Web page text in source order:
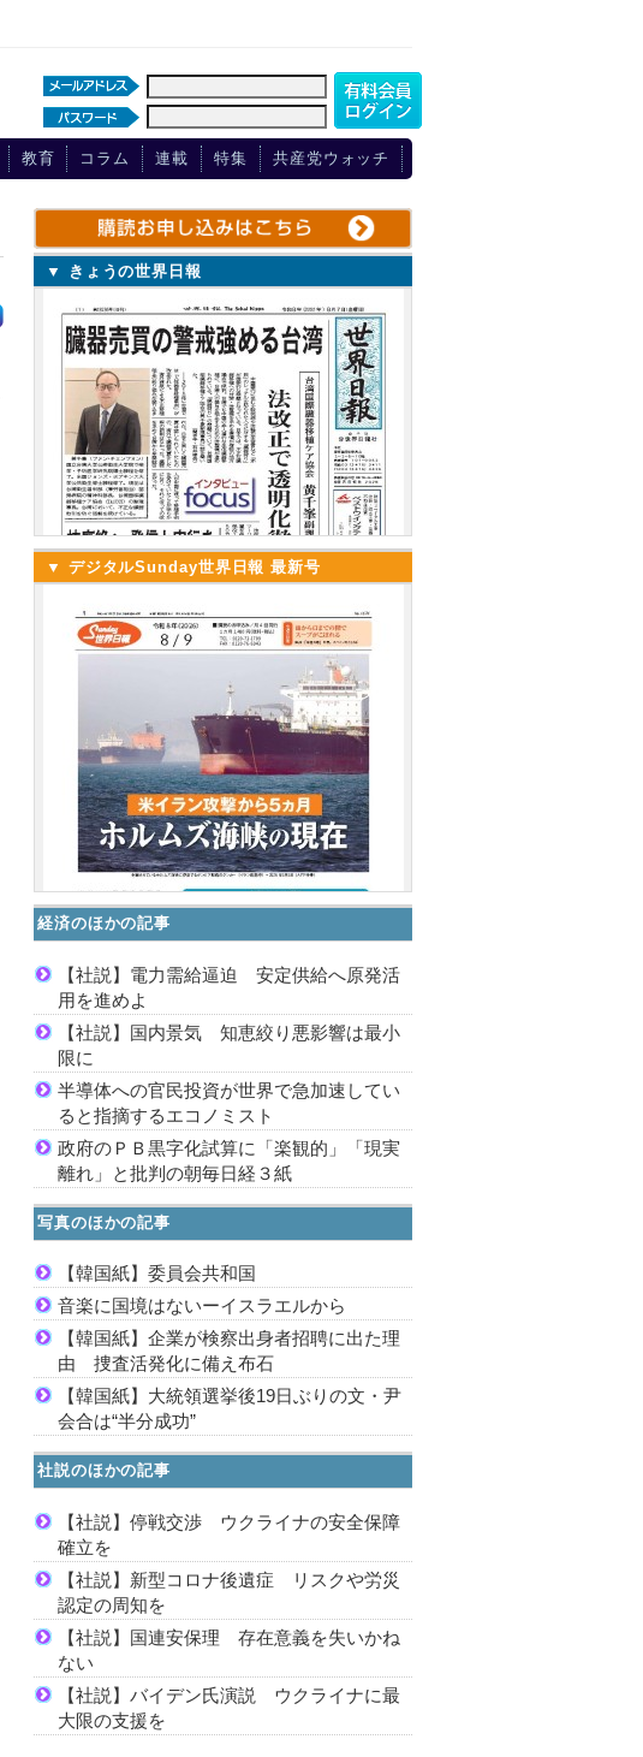
教育 コラム 連載 特集 共産党ウォッチ
▼ きょうの世界日報
▼ デジタルSunday世界日報 最新号
経済のほかの記事
【社説】電力需給逼迫 安定供給へ原発活
用を進めよ
【社説】国内景気 知恵絞り悪影響は最小
限に
半導体への官民投資が世界で急加速してい
ると指摘するエコノミスト
政府のＰＢ黒字化試算に「楽観的」「現実
離れ」と批判の朝毎日経３紙
写真のほかの記事
【韓国紙】委員会共和国
音楽に国境はないーイスラエルから
【韓国紙】企業が検察出身者招聘に出た理
由 捜査活発化に備え布石
【韓国紙】大統領選挙後19日ぶりの文・尹
会合は“半分成功”
社説のほかの記事
【社説】停戦交渉 ウクライナの安全保障
確立を
【社説】新型コロナ後遺症 リスクや労災
認定の周知を
【社説】国連安保理 存在意義を失いかね
ない
【社説】バイデン氏演説 ウクライナに最
大限の支援を